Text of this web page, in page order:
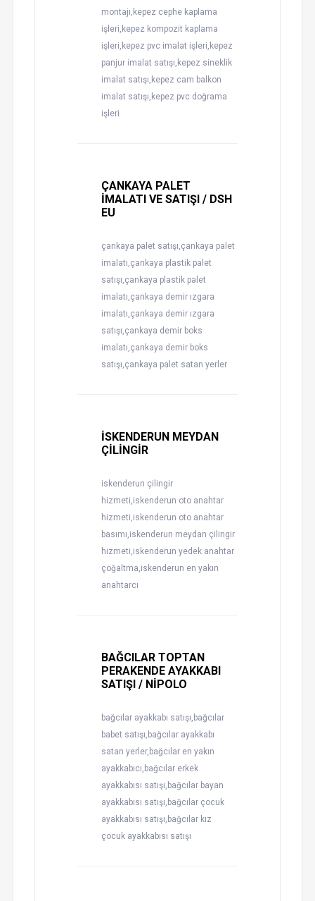
montajı,kepez cephe kaplama
işleri,kepez kompozit kaplama
işleri,kepez pvc imalat işleri,kepez
panjur imalat satışı,kepez sineklik
imalat satışı,kepez cam balkon
imalat satışı,kepez pvc doğrama
işleri
ÇANKAYA PALET
İMALATI VE SATIŞI / DSH
EU
çankaya palet satışı,çankaya palet
imalatı,çankaya plastik palet
satışı,çankaya plastik palet
imalatı,çankaya demir ızgara
imalatı,çankaya demir ızgara
satışı,çankaya demir boks
imalatı,çankaya demir boks
satışı,çankaya palet satan yerler
İSKENDERUN MEYDAN
ÇİLİNGİR
iskenderun çilingir
hizmeti,iskenderun oto anahtar
hizmeti,iskenderun oto anahtar
basımı,iskenderun meydan çilingir
hizmeti,iskenderun yedek anahtar
çoğaltma,iskenderun en yakın
anahtarcı
BAĞCILAR TOPTAN
PERAKENDE AYAKKABI
SATIŞI / NİPOLO
bağcılar ayakkabı satışı,bağcılar
babet satışı,bağcılar ayakkabı
satan yerler,bağcılar en yakın
ayakkabıcı,bağcılar erkek
ayakkabısı satışı,bağcılar bayan
ayakkabısı satışı,bağcılar çocuk
ayakkabısı satışı,bağcılar kız
çocuk ayakkabısı satışı